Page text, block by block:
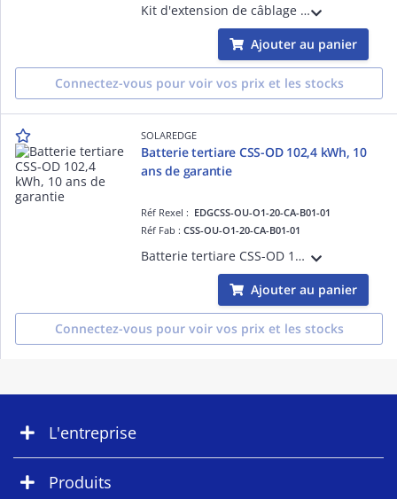
Kit d'extension de câblage pour la mise en parallèle de 2 armoires à batteries CSS-OD avec un onduleur batterie CSS-OD unique.
Ajouter au panier
Connectez-vous pour voir vos prix et les stocks
SOLAREDGE
Batterie tertiare CSS-OD 102,4 kWh, 10
ans de garantie
Réf Rexel : EDGCSS-OU-O1-20-CA-B01-01
Réf Fab :CSS-OU-O1-20-CA-B01-01
Batterie tertiare CSS-OD 102,4 kWh, 10 ans de garantie
Ajouter au panier
Connectez-vous pour voir vos prix et les stocks
L'entreprise
Produits